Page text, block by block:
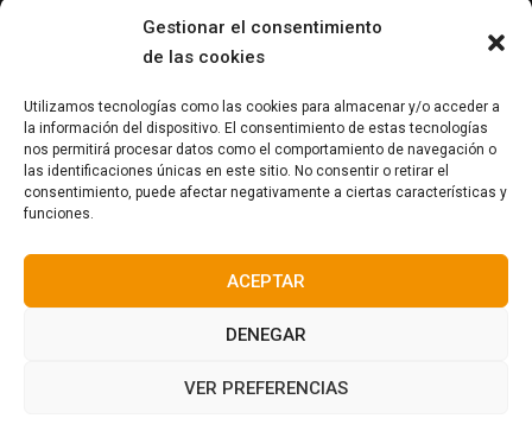
Gestionar el consentimiento
de las cookies
Utilizamos tecnologías como las cookies para almacenar y/o acceder a
la información del dispositivo. El consentimiento de estas tecnologías
nos permitirá procesar datos como el comportamiento de navegación o
las identificaciones únicas en este sitio. No consentir o retirar el
consentimiento, puede afectar negativamente a ciertas características y
funciones.
ACEPTAR
DENEGAR
VER PREFERENCIAS
(+34) 941 703 245
FacebookTwitterInstagram
Política ambiental
Política menores